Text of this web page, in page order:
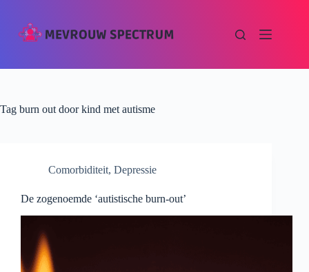
Tag burn out door kind met autisme
Comorbiditeit, Depressie
De zogenoemde ‘autistische burn-out’